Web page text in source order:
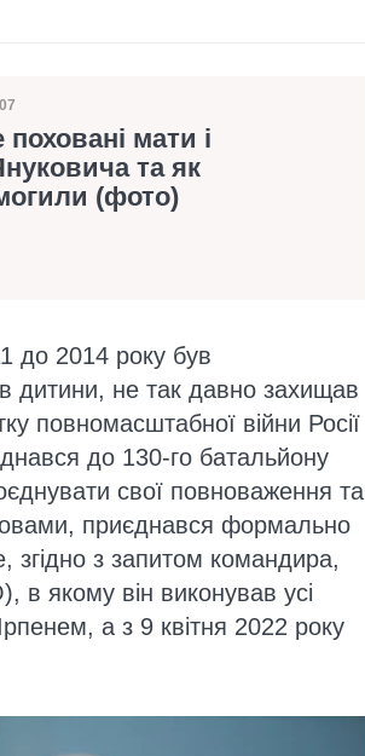
мати і
та як
(фото)
до 2014 року був
дитини, не так давно захищав
повномасштабної війни Росії
до 130-го батальйону
свої повноваження та
приєднався формально
з запитом командира,
в якому він виконував усі
а з 9 квітня 2022 року